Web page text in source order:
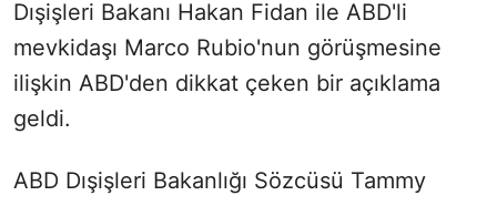
Dışişleri Bakanı Hakan Fidan ile ABD'li
mevkidaşı Marco Rubio'nun görüşmesine
ilişkin ABD'den dikkat çeken bir açıklama
geldi.
ABD Dışişleri Bakanlığı Sözcüsü Tammy